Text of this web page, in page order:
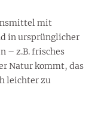
mit
in ursprünglicher
– z.B. frisches
Natur kommt, das
leichter zu